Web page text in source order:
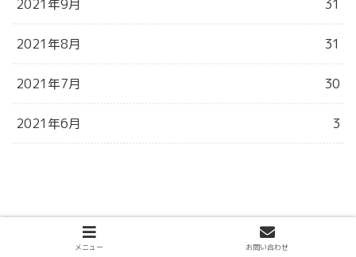
2021年9月 31
2021年8月 31
2021年7月 30
2021年6月 3
メニュー お問い合わせ